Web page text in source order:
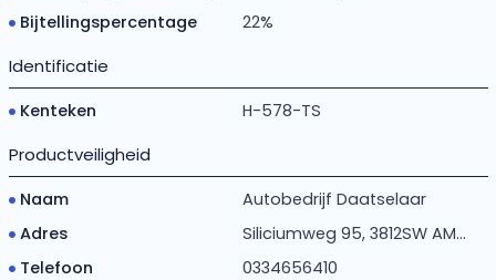
Bijtellingspercentage
22%
Identificatie
Kenteken H-578-TS
Productveiligheid
Naam
Autobedrijf Daatselaar
Adres
Siliciumweg 95, 3812SW AM...
Telefoon
0334656410